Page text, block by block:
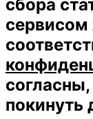
сбора
сервисом
покинуть